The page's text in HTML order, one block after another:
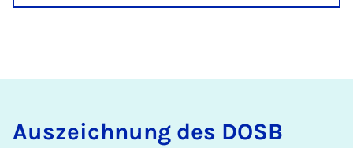
Aus­zeich­nung des DOSB